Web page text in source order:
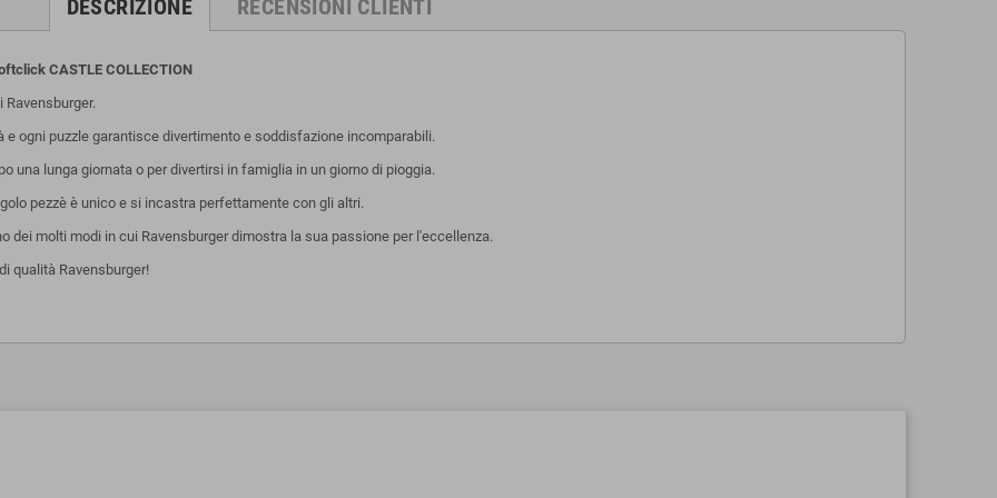
DESCRIZIONE RECENSIONI CLIENTI
CASTLE COLLECTION
Ravensburger.
ogni puzzle garantisce divertimento e soddisfazione incomparabili.
una lunga giornata o per divertirsi in famiglia in un giorno di pioggia.
pezzè è unico e si incastra perfettamente con gli altri.
dei molti modi in cui Ravensburger dimostra la sua passione per l'eccellenza.
qualità Ravensburger!